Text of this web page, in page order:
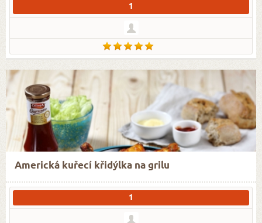
1
Americká kuřecí křidýlka na grilu
1